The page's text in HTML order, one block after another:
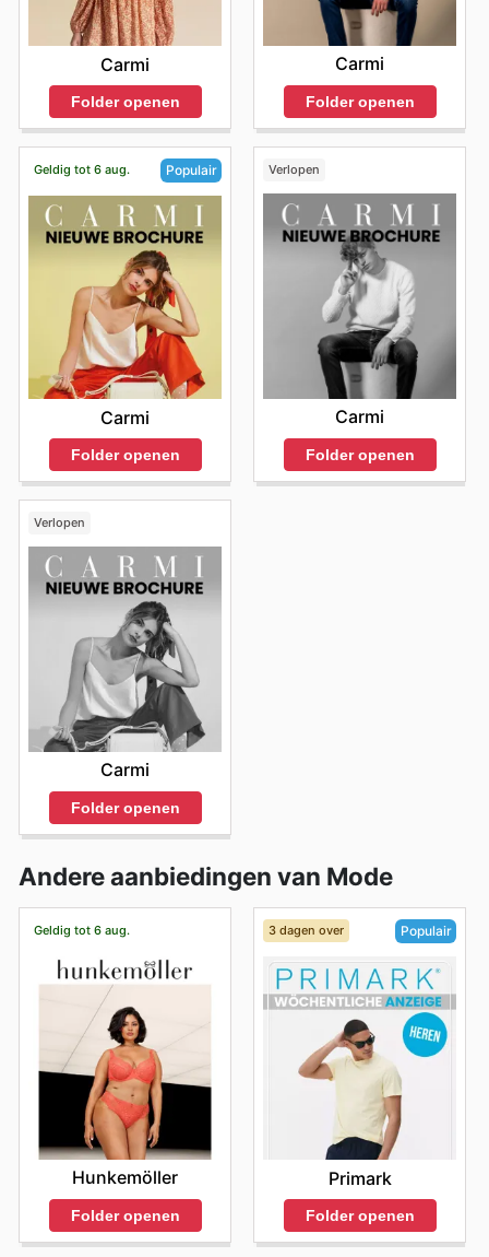
Carmi
Folder openen
Carmi
Folder openen
Geldig tot 6 aug. Populair
Carmi
Folder openen
Verlopen
Carmi
Folder openen
Verlopen
Carmi
Folder openen
Andere aanbiedingen van Mode
Geldig tot 6 aug.
Hunkemöller
Folder openen
3 dagen over Populair
Primark
Folder openen